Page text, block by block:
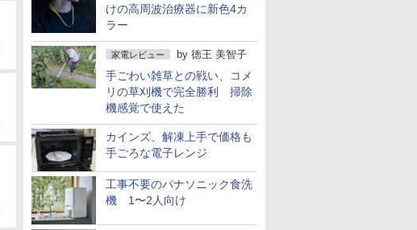
けの高周波治療器に新色4カ
ラー
家電レビュー by 徳王 美智子
手ごわい雑草との戦い、コメ
リの草刈機で完全勝利 掃除
機感覚で使えた
カインズ、解凍上手で価格も
手ごろな電子レンジ
工事不要のパナソニック食洗
機 1〜2人向け